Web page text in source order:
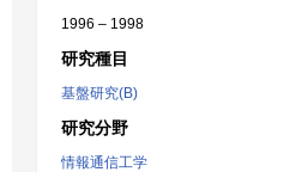
1996 – 1998
研究種目
基盤研究(B)
研究分野
情報通信工学